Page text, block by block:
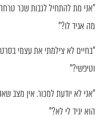
"אני מת להתחיל לגבות שכר
מה אגיד לו?"
"בחיים לא צילמתי את עצמי
וטיפשי?"
"אני לא יודעת למכור. אין מצב
הוא יגיד לי לא?"